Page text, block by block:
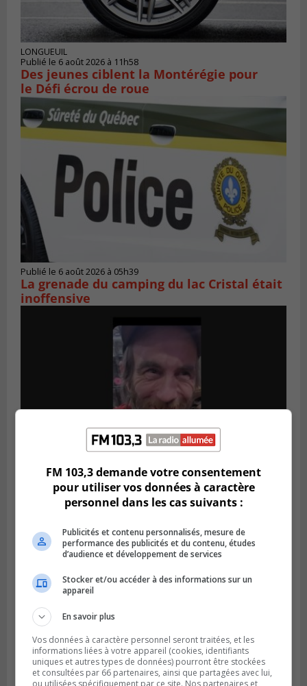
LONGUEUIL
Publié le 6 août 2026 à 11h58
Des jeunes ciblent la Montérégie pour
le Défi écrou de roue
Publié le 6 août 2026 à 05h39
La grenade du camping du lac Cristal était
inoffensive
Publié le 5 août 2026 à 09h42
La SQ lance un appel à la population pour
retrouver un homme disparu
FM 103,3 demande votre consentement
pour utiliser vos données à caractère
personnel dans les cas suivants :
Publicités et contenu personnalisés, mesure de
performance des publicités et du contenu, études
d’audience et développement de services
Stocker et/ou accéder à des informations sur un
appareil
En savoir plus
Vos données à caractère personnel seront traitées, et les
informations liées à votre appareil (cookies, identifiants
uniques et autres types de données) pourront être stockées
et consultées par 66 partenaires, ainsi que partagées avec lui,
ou utilisées spécifiquement par ce site. Nos partenaires et